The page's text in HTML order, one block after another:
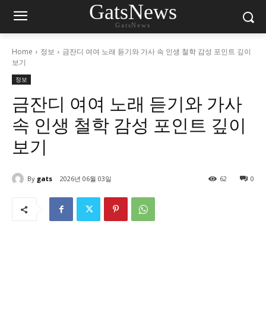
GatsNews
GatsNews
Home 정보
금잔디 여여 노래 듣기와 가사 속 인생 철학 감성 포인트 깊이
보기
정보
금잔디 여여 노래 듣기와 가사
속 인생 철학 감성 포인트 깊이
보기
By gats 2026년 06월 03일 0
62